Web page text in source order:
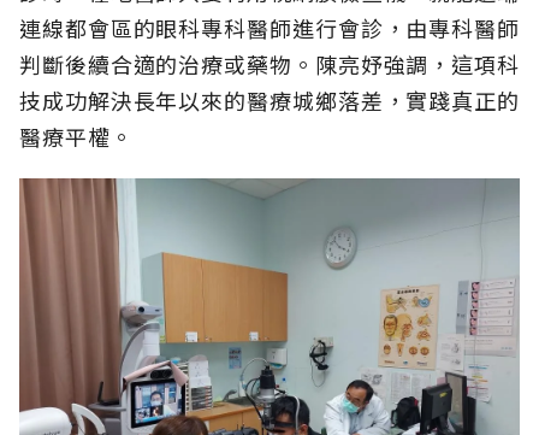
連線都會區的眼科專科醫師進行會診，由專科醫師
判斷後續合適的治療或藥物。陳亮妤強調，這項科
技成功解決長年以來的醫療城鄉落差，實踐真正的
醫療平權。